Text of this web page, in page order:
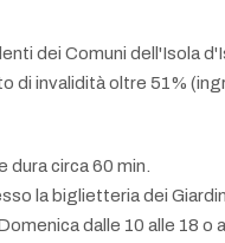
dei Comuni dell'Isola
di invalidità oltre 51%
dura circa 60 min.
la biglietteria dei
dalle 10 alle 18 o